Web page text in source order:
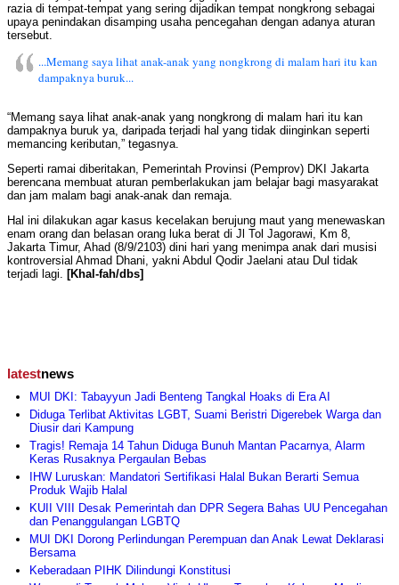
razia di tempat-tempat yang sering dijadikan tempat nongkrong sebagai
upaya penindakan disamping usaha pencegahan dengan adanya aturan
tersebut.
...Memang saya lihat anak-anak yang nongkrong di malam hari itu kan
dampaknya buruk...
“Memang saya lihat anak-anak yang nongkrong di malam hari itu kan
dampaknya buruk ya, daripada terjadi hal yang tidak diinginkan seperti
memancing keributan,” tegasnya.
Seperti ramai diberitakan, Pemerintah Provinsi (Pemprov) DKI Jakarta
berencana membuat aturan pemberlakukan jam belajar bagi masyarakat
dan jam malam bagi anak-anak dan remaja.
Hal ini dilakukan agar kasus kecelakan berujung maut yang menewaskan
enam orang dan belasan orang luka berat di Jl Tol Jagorawi, Km 8,
Jakarta Timur, Ahad (8/9/2103) dini hari yang menimpa anak dari musisi
kontroversial Ahmad Dhani, yakni Abdul Qodir Jaelani atau Dul tidak
terjadi lagi. [Khal-fah/dbs]
latestnews
MUI DKI: Tabayyun Jadi Benteng Tangkal Hoaks di Era AI
Diduga Terlibat Aktivitas LGBT, Suami Beristri Digerebek Warga dan
Diusir dari Kampung
Tragis! Remaja 14 Tahun Diduga Bunuh Mantan Pacarnya, Alarm
Keras Rusaknya Pergaulan Bebas
IHW Luruskan: Mandatori Sertifikasi Halal Bukan Berarti Semua
Produk Wajib Halal
KUII VIII Desak Pemerintah dan DPR Segera Bahas UU Pencegahan
dan Penanggulangan LGBTQ
MUI DKI Dorong Perlindungan Perempuan dan Anak Lewat Deklarasi
Bersama
Keberadaan PIHK Dilindungi Konstitusi